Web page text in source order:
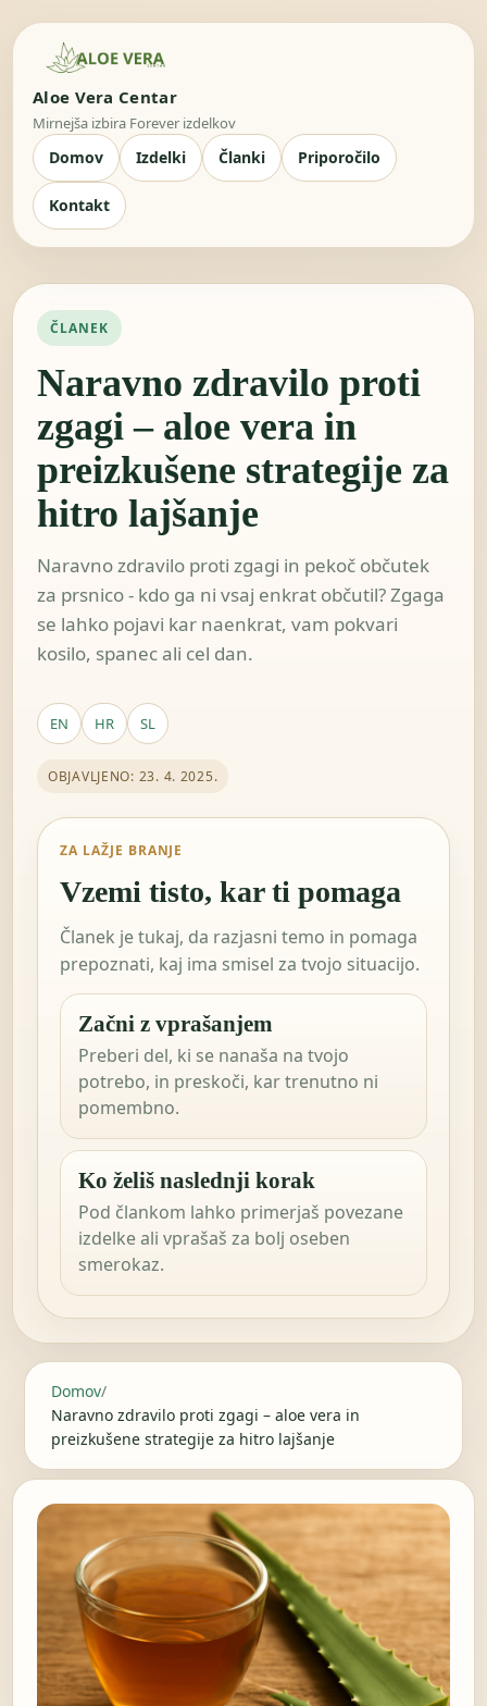
Aloe Vera Centar
Mirnejša izbira Forever izdelkov
Domov Izdelki Članki Priporočilo
Kontakt
ČLANEK
Naravno zdravilo proti
zgagi – aloe vera in
preizkušene strategije za
hitro lajšanje
Naravno zdravilo proti zgagi in pekoč občutek
za prsnico - kdo ga ni vsaj enkrat občutil? Zgaga
se lahko pojavi kar naenkrat, vam pokvari
kosilo, spanec ali cel dan.
EN HR SL
OBJAVLJENO: 23. 4. 2025.
ZA LAŽJE BRANJE
Vzemi tisto, kar ti pomaga
Članek je tukaj, da razjasni temo in pomaga
prepoznati, kaj ima smisel za tvojo situacijo.
Začni z vprašanjem
Preberi del, ki se nanaša na tvojo
potrebo, in preskoči, kar trenutno ni
pomembno.
Ko želiš naslednji korak
Pod člankom lahko primerjaš povezane
izdelke ali vprašaš za bolj oseben
smerokaz.
Domov/
Naravno zdravilo proti zgagi – aloe vera in
preizkušene strategije za hitro lajšanje